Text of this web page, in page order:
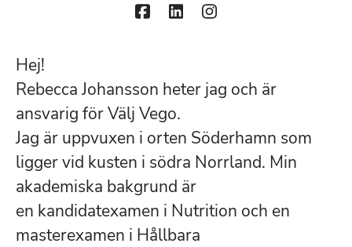
Hej!
Rebecca Johansson heter jag och är
ansvarig för Välj Vego.
Jag är uppvuxen i orten Söderhamn som
ligger vid kusten i södra Norrland. Min
akademiska bakgrund är
en kandidatexamen i Nutrition och en
masterexamen i Hållbara